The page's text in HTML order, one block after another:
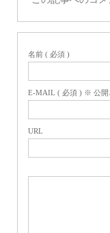
名前 ( 必須 )
E-MAIL ( 必須 ) ※ 公開
URL